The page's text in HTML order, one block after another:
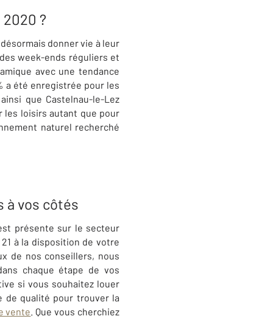
?
donner vie à leur
week-ends réguliers et
avec une tendance
a été enregistrée pour les
que Castelnau-le-Lez
les loisirs autant que pour
naturel recherché
à vos côtés
présente sur le secteur
à la disposition de votre
de nos conseillers, nous
chaque étape de vos
si vous souhaitez louer
de qualité pour trouver la
vente. Que vous cherchiez